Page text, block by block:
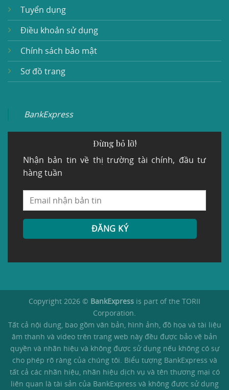
Tuyển dụng
Điều khoản sử dụng
Chính sách bảo mật
Sơ đồ trang
BankExpress
Đừng bỏ lỡ!
Nhận bản tin về thị trường tài chính, đầu tư
hàng tuần
Copyright 2026 © BankExpress is part of the TORII
Corporation.
Tất cả nội dung, bao gồm văn bản, hình ảnh, đồ họa và tài liệu
âm thanh và video trên trang web này đều được bảo vệ bản
quyền và nhãn hiệu và không được sử dụng nếu không có sự
cho phép rõ ràng của chúng tôi. Biểu tượng BankExpress và
tất cả các nhãn hiệu, nhãn hiệu dịch vụ và tên thương mại có
liên quan là tài sản của BankExpress và không được sử dụng